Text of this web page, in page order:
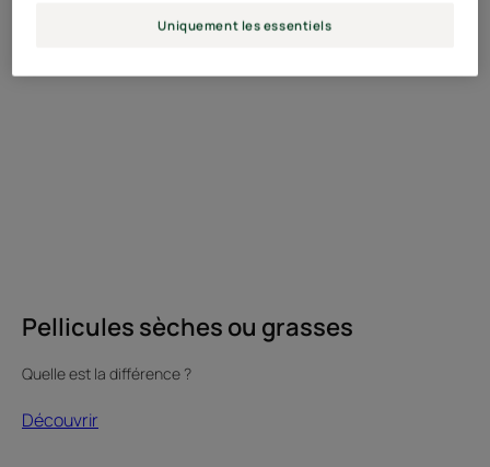
Pellicules sèches ou grasses
Quelle est la différence ?
Découvrir
Uniquement les essentiels